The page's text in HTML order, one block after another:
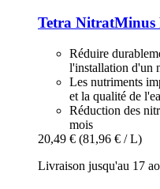
Tetra NitratMinus
Réduire
l'installation d'un
Les nutriments
et la qualité de
Réduction des
mois
20,49 € (81,96 € / L)
Livraison jusqu'au 17